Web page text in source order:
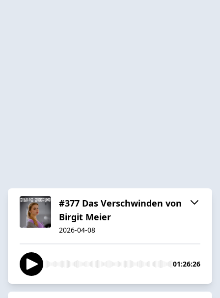
#377 Das Verschwinden von
Birgit Meier
2026-04-08
01:26:26